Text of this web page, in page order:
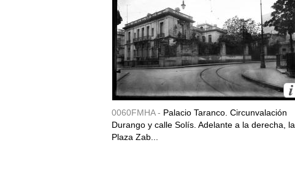
0060FMHA - Palacio Taranco. Circunvalación
Durango y calle Solís. Adelante a la derecha, la
Plaza Zab...